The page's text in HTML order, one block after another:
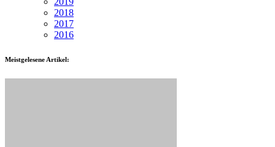
2018
2017
2016
Meistgelesene Artikel: